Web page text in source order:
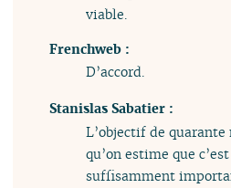
viable.
Frenchweb :
D’accord.
Stanislas Sabatier :
L’objectif de quarante
qu’on estime que
suffisamment